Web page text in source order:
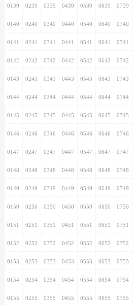
0139 0239 0339 0439 0539 0639 0739
0140 0240 0340 0440 0540 0640 0740
0141 0241 0341 0441 0541 0641 0741
0142 0242 0342 0442 0542 0642 0742
0143 0243 0343 0443 0543 0643 0743
0144 0244 0344 0444 0544 0644 0744
0145 0245 0345 0445 0545 0645 0745
0146 0246 0346 0446 0546 0646 0746
0147 0247 0347 0447 0547 0647 0747
0148 0248 0348 0448 0548 0648 0748
0149 0249 0349 0449 0549 0649 0749
0150 0250 0350 0450 0550 0650 0750
0151 0251 0351 0451 0551 0651 0751
0152 0252 0352 0452 0552 0652 0752
0153 0253 0353 0453 0553 0653 0753
0154 0254 0354 0454 0554 0654 0754
0155 0255 0355 0455 0555 0655 0755